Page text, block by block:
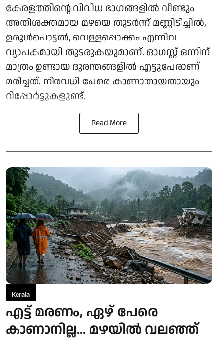
കേരളത്തിന്റെ വിവിധ ഭാഗങ്ങളിൽ വീണ്ടും
അതിശക്തമായ മഴയെ തുടർന്ന് മണ്ണിടിച്ചിൽ,
ഉരുൾപൊട്ടൽ, വെള്ളപ്പൊക്കം എന്നിവ
വ്യാപകമായി തുടരുകയുമാണ്. ഓ​ഗസ്റ്റ് ഒന്നിന്
മാത്രം ഉണ്ടായ ദുരന്തങ്ങളിൽ എട്ടുപേരാണ്
മരിച്ചത്. നിരവധി പേരെ കാണാതായതായും
റിപ്പോര്‍ട്ടുകളുണ്ട്.
Read More
Kerala
എട്ട് മരണം, ഏഴ് പേരെ
കാണാനില്ല... മഴയിൽ വലഞ്ഞ്